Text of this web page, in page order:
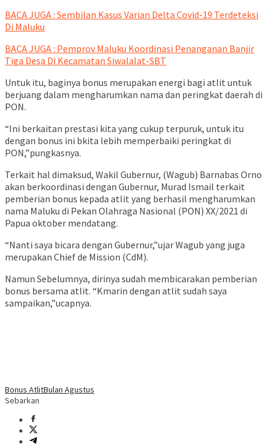
BACA JUGA : Sembilan Kasus Varian Delta Covid-19 Terdeteksi
Di Maluku
BACA JUGA : Pemprov Maluku Koordinasi Penanganan Banjir
Tiga Desa Di Kecamatan Siwalalat-SBT
Untuk itu, baginya bonus merupakan energi bagi atlit untuk
berjuang dalam mengharumkan nama dan peringkat daerah di
PON.
“Ini berkaitan prestasi kita yang cukup terpuruk, untuk itu
dengan bonus ini bkita lebih memperbaiki peringkat di
PON,”pungkasnya.
Terkait hal dimaksud, Wakil Gubernur, (Wagub) Barnabas Orno
akan berkoordinasi dengan Gubernur, Murad Ismail terkait
pemberian bonus kepada atlit yang berhasil mengharumkan
nama Maluku di Pekan Olahraga Nasional (PON) XX/2021 di
Papua oktober mendatang.
“Nanti saya bicara dengan Gubernur,”ujar Wagub yang juga
merupakan Chief de Mission (CdM).
Namun Sebelumnya, dirinya sudah membicarakan pemberian
bonus bersama atlit. “Kmarin dengan atlit sudah saya
sampaikan,”ucapnya.
Bonus AtlitBulan Agustus
Sebarkan